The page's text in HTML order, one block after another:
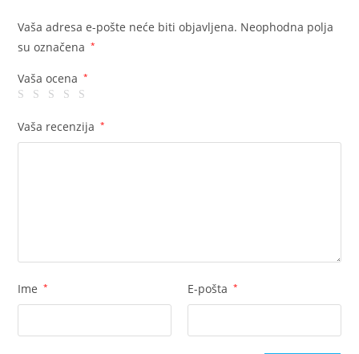
Vaša adresa e-pošte neće biti objavljena. Neophodna polja
su označena
*
Vaša ocena *
Vaša recenzija *
Ime * E-pošta *